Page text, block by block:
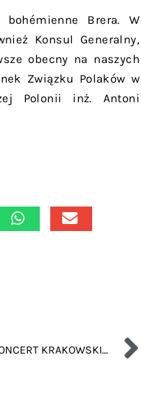
Brera. W
Konsul Generalny,
obecny na naszych
Związku Polaków w
Polonii inż. Antoni
KONCERT KRAKOWSKIEJ PIANISTKI DOMINIKI SZLEZYNGER W MEDIOLANIE